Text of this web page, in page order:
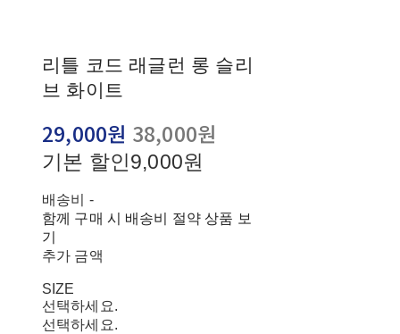
리틀 코드 래글런 롱 슬리
브 화이트
29,000원 38,000원
기본 할인9,000원
배송비 -
함께 구매 시 배송비 절약 상품 보
기
추가 금액
SIZE
선택하세요.
선택하세요.